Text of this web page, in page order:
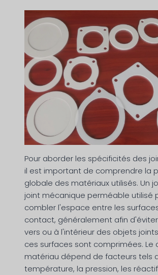
Pour aborder les spécificités des
il est important de comprendre la
globale des matériaux utilisés. Un
joint mécanique perméable utilisé
combler l'espace entre les
contact, généralement afin
vers ou à l'intérieur des objets
ces surfaces sont comprimées. Le
matériau dépend de facteurs tels
température, la pression, les